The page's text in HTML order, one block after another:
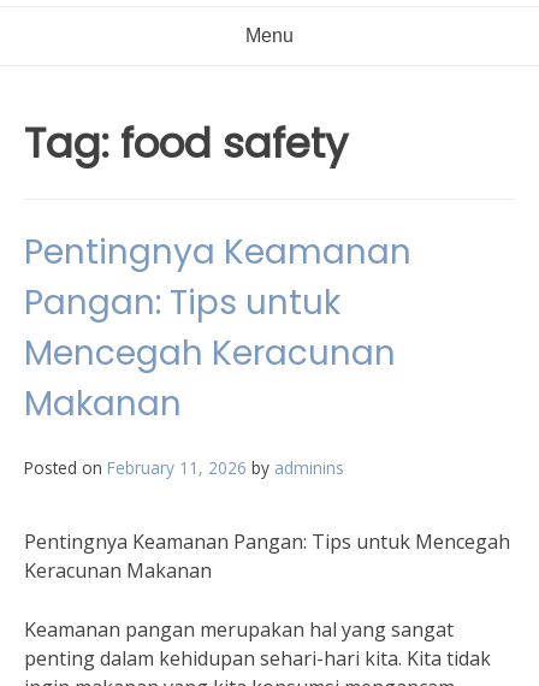
Menu
Tag: food safety
Pentingnya Keamanan
Pangan: Tips untuk
Mencegah Keracunan
Makanan
Posted on February 11, 2026 by adminins
Pentingnya Keamanan Pangan: Tips untuk Mencegah
Keracunan Makanan
Keamanan pangan merupakan hal yang sangat
penting dalam kehidupan sehari-hari kita. Kita tidak